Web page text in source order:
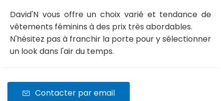
David'N vous offre un choix varié et tendance de
vêtements féminins à des prix très abordables.
N'hésitez pas à franchir la porte pour y sélectionner
un look dans l'air du temps.
Contacter par email